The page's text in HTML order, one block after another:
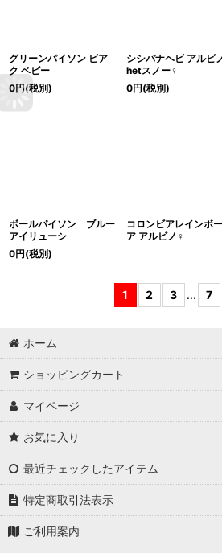
グリーンパイソン ビア
ク ベビー
0円(税別)
シシバナヘビ アルビ
hetスノー♀
0円(税別)
ボールパイソン ブルー
アイリューシ
0円(税別)
コロンビアレインボ
ア アルビノ♀
1 2 3 ... 7
ホーム
ショッピングカート
マイページ
お気に入り
最近チェックしたアイテム
特定商取引法表示
ご利用案内